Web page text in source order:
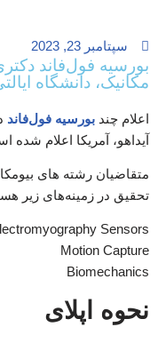
سپتامبر 23, 2023
بورسیه فول‌فاند
مکانیک، دانشگاه
اعلام چند بورسیه فول‌فاند
آیداهو، آمریکا اعلام شده
متقاضیان رشته های
تحقیق در زمینه‌های زیر
Sensors
Motion Capture
Biomechanics
نحوه اپلای